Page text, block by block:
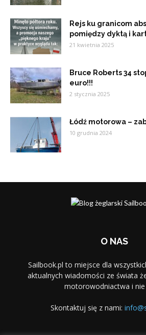
Rejs ku granicom
pomiędzy dyktą i
21 kwietnia 2025
Bruce Roberts 34
euro!!!
2 stycznia 2025
Łódź motorowa –
10 grudnia 2024
O NAS
Sailbook.pl to miejsce dla
aktualnych wiadomości ze świata
motorowodniactwa i nie
Skontaktuj się z nami: